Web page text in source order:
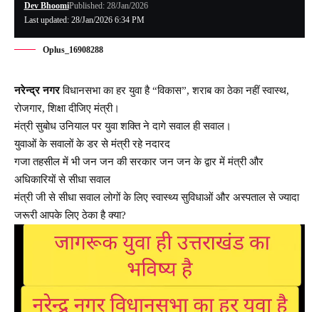
Last updated: 28/Jan/2026 6:34 PM
Dev BhoomiPublished: 28/Jan/2026
Oplus_16908288
नरेन्द्र नगरविधानसभा का हर युवा है “विकास”, शराब का ठेका नहीं स्वास्थ,
रोजगार, शिक्षा दीजिए मंत्री।
मंत्री सुबोध उनियाल पर युवा शक्ति ने दागे सवाल ही सवाल।
युवाओं के सवालों के डर से मंत्री रहे नदारद
गजा तहसील में भी जन जन की सरकार जन जन के द्वार में मंत्री और
अधिकारियों से सीधा सवाल
मंत्री जी से सीधा सवाल लोगों के लिए स्वास्थ्य सुविधाओं और अस्पताल से ज्यादा
जरूरी आपके लिए ठेका है क्या?